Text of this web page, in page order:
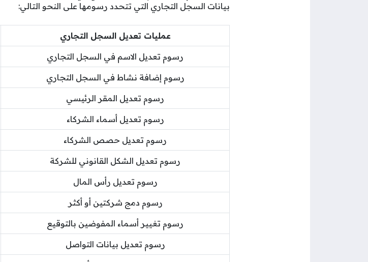
بيانات السجل التجاري التي تتحدد رسومها على النحو التالي:
عمليات تعديل السجل التجاري
رسوم تعديل الاسم في السجل التجاري
رسوم إضافة نشاط في السجل التجاري
رسوم تعديل المقر الرئيسي
رسوم تعديل أسماء الشركاء
رسوم تعديل حصص الشركاء
رسوم تعديل الشكل القانوني للشركة
رسوم تعديل رأس المال
رسوم دمج شركتين أو أكثر
رسوم تغيير أسماء المفوضين بالتوقيع
رسوم تعديل بيانات التواصل